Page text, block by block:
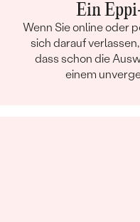
Ein
Wenn Sie online oder
sich darauf
dass schon die
einem